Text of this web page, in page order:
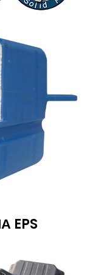
EPS